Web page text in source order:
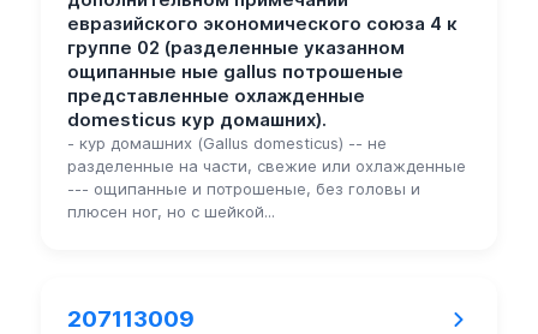
евразийского экономического союза 4 к
группе 02 (разделенные указанном
ощипанные ные gallus потрошеные
представленные охлажденные
domesticus кур домашних).
- кур домашних (Gallus domesticus) -- не
разделенные на части, свежие или охлажденные
--- ощипанные и потрошеные, без головы и
плюсен ног, но с шейкой...
207113009